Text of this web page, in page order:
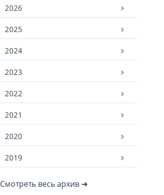
2026
2025
2024
2023
2022
2021
2020
2019
Смотреть весь архив ➜